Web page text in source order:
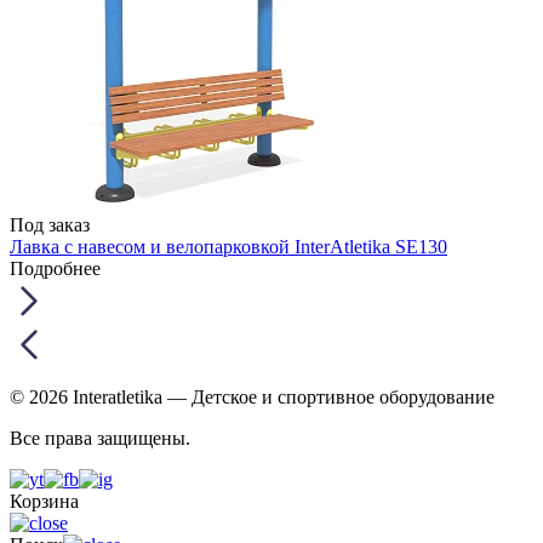
Под заказ
Лавка с навесом и велопарковкой InterAtletika SE130
Подробнее
© 2026 Interatletika — Детское и спортивное оборудование
Все права защищены.
Корзина